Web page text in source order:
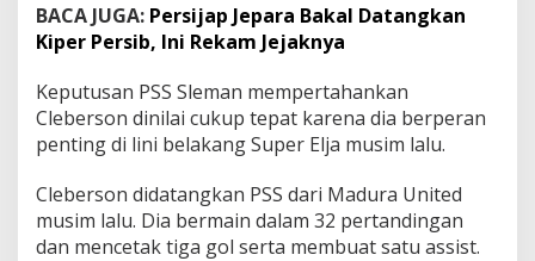
BACA JUGA: Persijap Jepara Bakal Datangkan
Kiper Persib, Ini Rekam Jejaknya
Keputusan PSS Sleman mempertahankan
Cleberson dinilai cukup tepat karena dia berperan
penting di lini belakang Super Elja musim lalu.
Cleberson didatangkan PSS dari Madura United
musim lalu. Dia bermain dalam 32 pertandingan
dan mencetak tiga gol serta membuat satu assist.